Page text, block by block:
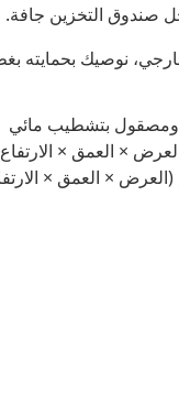
صندوق التخزين جافة.
نوصيك بحمايته
بتشطيب مائي